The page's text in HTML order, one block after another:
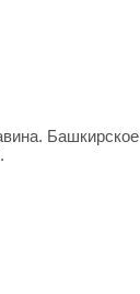
Башкирское